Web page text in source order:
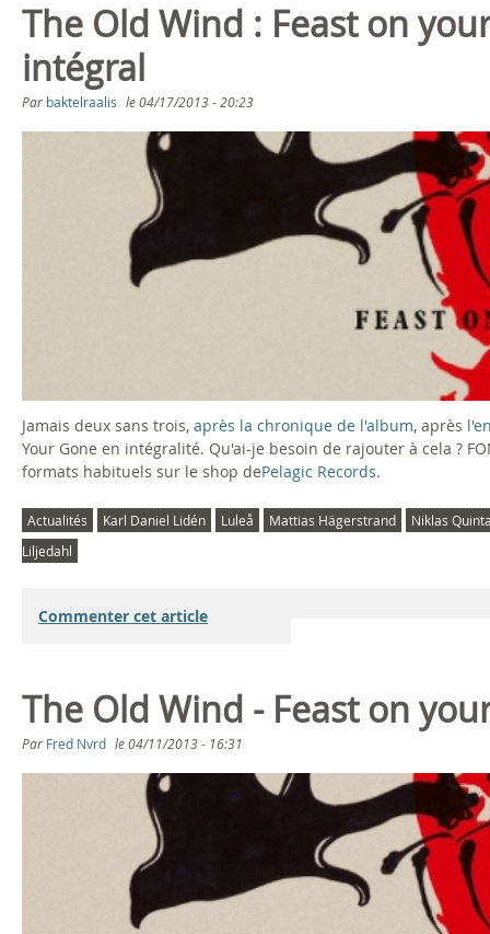
The Old Wind : Feast on
intégral
Par baktelraalis le04/17/2013 - 20:23
Jamais deux sans trois, après la chronique de l'album, après
Your Gone en intégralité. Qu'ai-je besoin de rajouter à cela ?
formats habituels sur le shop dePelagic Records.
Actualités Karl Daniel Lidén Luleå Mattias Hägerstrand
Niklas
Liljedahl
Commenter cet article
The Old Wind - Feast on
Par Fred Nvrd le04/11/2013 - 16:31